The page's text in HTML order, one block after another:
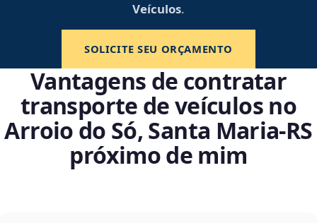
Veículos.
SOLICITE SEU ORÇAMENTO
Vantagens de contratar
transporte de veículos no
Arroio do Só, Santa Maria‑RS
próximo de mim